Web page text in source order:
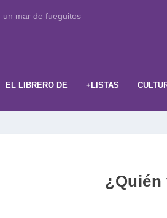
un mar de fueguitos
EL LIBRERO DE +LISTAS